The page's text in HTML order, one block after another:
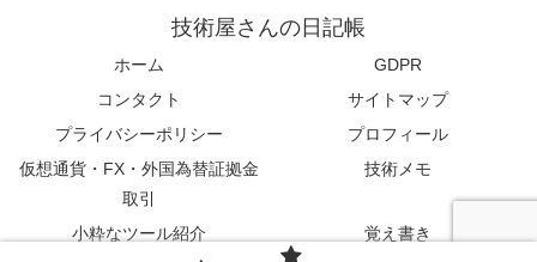
技術屋さんの日記帳
ホーム
GDPR
コンタクト
サイトマップ
プライバシーポリシー
プロフィール
仮想通貨・FX・外国為替証拠金
取引
技術メモ
小粋なツール紹介
覚え書き